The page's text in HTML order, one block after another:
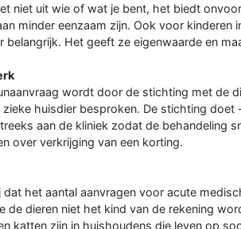
niet uit wie of wat je bent, het biedt
minder eenzaam zijn. Ook voor kinderen
belangrijk. Het geeft ze eigenwaarde en
wordt door de stichting met de
huisdier besproken. De stichting doet
aan de kliniek zodat de behandeling
over verkrijging van een korting.
het aantal aanvragen voor acute
de dieren niet het kind van de rekening
katten zijn in huishoudens die leven op